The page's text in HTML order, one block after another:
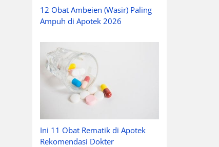
12 Obat Ambeien (Wasir) Paling
Ampuh di Apotek 2026
Ini 11 Obat Rematik di Apotek
Rekomendasi Dokter